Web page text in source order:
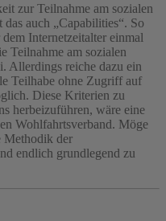
zur Teilnahme am sozialen
auch „Capabilities“. So
Internetzeitalter einmal
Teilnahme am sozialen
Allerdings reiche dazu ein
Teilhabe ohne Zugriff auf
Diese Kriterien zu
herbeizuführen, wäre eine
Wohlfahrtsverband. Möge
Methodik der
endlich grundlegend zu